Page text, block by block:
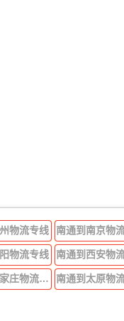
物流专线 南通到南京物
物流专线 南通到西安物
南通到石家庄物流专线 南通到太原物